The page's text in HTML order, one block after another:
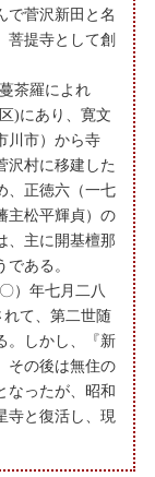
で菅沢新田と名
菩提寺として創
茶羅によれ
)にあり、寛文
川市）から寺
沢村に移建した
、正徳六（一七
主松平輝貞）の
、主に開基檀那
ある。
）年七月二八
て、第二世随
。しかし、『新
その後は無住の
なったが、昭和
寺と復活し、現